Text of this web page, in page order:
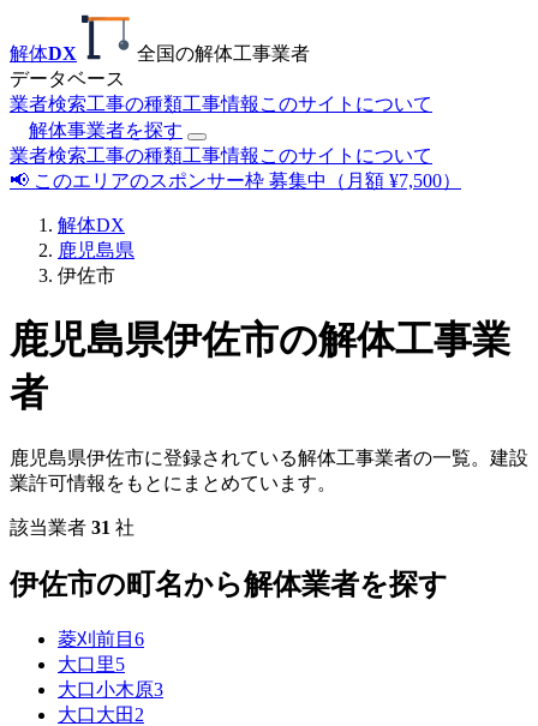
解体DX
全国の解体工事業者
データベース
業者検索工事の種類工事情報 このサイトについて
解体事業者を探す
業者検索工事の種類工事情報 このサイトについて
📢 このエリアのスポンサー枠 募集中（月額 ¥7,500）
解体DX
鹿児島県
伊佐市
鹿児島県伊佐市の解体工事業
者
鹿児島県伊佐市に登録されている解体工事業者の一覧。建設
業許可情報をもとにまとめています。
該当業者 31 社
伊佐市の町名から解体業者を探す
菱刈前目 6
大口里5
大口小木原3
大口大田 2